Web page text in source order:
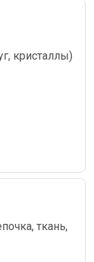
кристаллы)
ткань,